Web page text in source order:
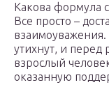
Какова формула
Все просто –
утихнут, и перед
взрослый
оказанную